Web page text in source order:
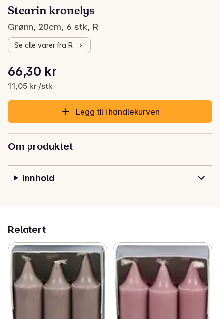
Stearin kronelys
Grønn, 20cm, 6 stk, R
Se alle varer fra R
Gjeldende pris er: 66,30 kr
66,30 kr
11,05 kr /stk
Stykkpris: 11,05 kr /stk
Legg til i handlekurven
Om produktet
Innhold
Relatert